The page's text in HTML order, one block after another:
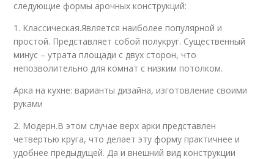
следующие формы арочных конструкций:
1. Классическая.Является наиболее популярной и
простой. Представляет собой полукруг. Существенный
минус – утрата площади с двух сторон, что
непозволительно для комнат с низким потолком.
Арка на кухне: варианты дизайна, изготовление своими
руками
2. Модерн.В этом случае верх арки представлен
четвертью круга, что делает эту форму практичнее и
удобнее предыдущей. Да и внешний вид конструкции